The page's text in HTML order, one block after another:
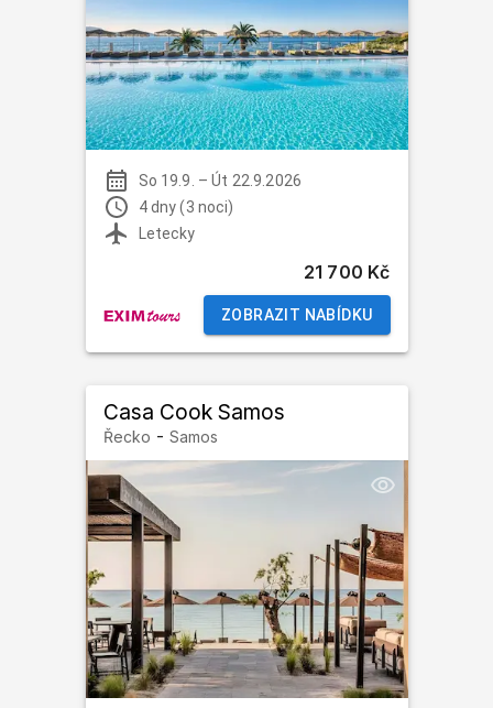
So 19.9. –Út 22.9.2026
4 dny (3 noci)
Letecky
21 700 Kč
ZOBRAZIT NABÍDKU
Casa Cook Samos
Řecko - Samos